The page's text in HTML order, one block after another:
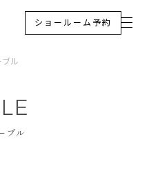
ショールーム予約
ブル
ブル